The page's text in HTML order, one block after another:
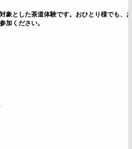
象とした茶道体験です。おひとり様でも、お
加ください。